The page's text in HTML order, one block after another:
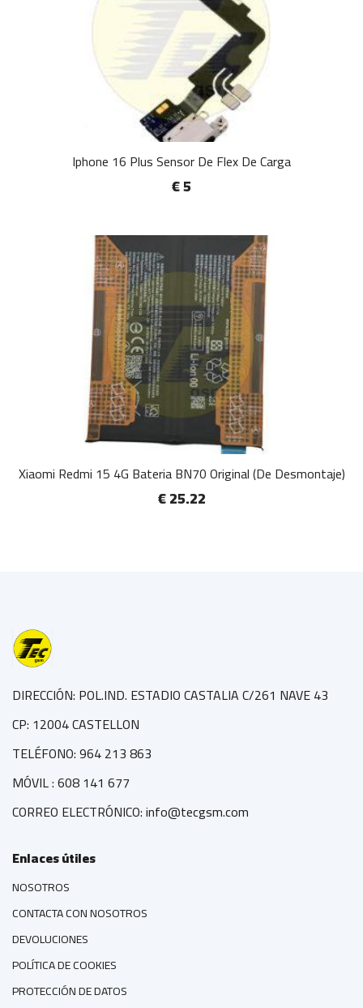
Iphone 16 Plus Sensor De Flex De Carga
€ 5
Xiaomi Redmi 15 4G Bateria BN70 Original (De Desmontaje)
€ 25.22
DIRECCIÓN: POL.IND. ESTADIO CASTALIA C/261 NAVE 43
CP: 12004 CASTELLON
TELÉFONO: 964 213 863
MÓVIL : 608 141 677
CORREO ELECTRÓNICO: info@tecgsm.com
Enlaces útiles
NOSOTROS
CONTACTA CON NOSOTROS
DEVOLUCIONES
POLÍTICA DE COOKIES
PROTECCIÓN DE DATOS